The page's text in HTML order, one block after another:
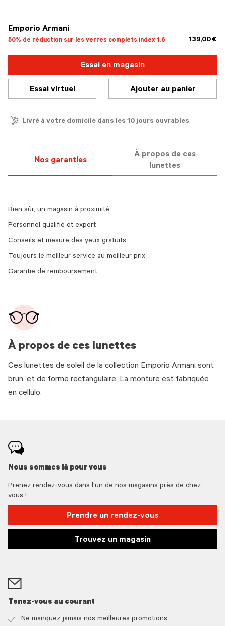
Emporio Armani
50% de réduction sur les verres complets index 1.6 139,00 €
Essai en magasin
Essai virtuel Ajouter au panier
Livré à votre domicile dans les 10 jours ouvrables
Nos garanties
À propos de ces
lunettes
À propos de ces lunettes
Ces lunettes de soleil de la collection Emporio Armani sont
brun, et de forme rectangulaire. La monture est fabriquée
en cellulo.
Bien sûr, un magasin à proximité
Personnel qualifié et expert
Conseils et mesure des yeux gratuits
Toujours le meilleur service au meilleur prix
Garantie de remboursement
Nous sommes là pour vous
Prenez rendez-vous dans l'un de nos magasins près de chez
vous !
Prendre un rendez-vous
Trouvez un magasin
Tenez-vous au courant
Ne manquez jamais nos meilleures promotions